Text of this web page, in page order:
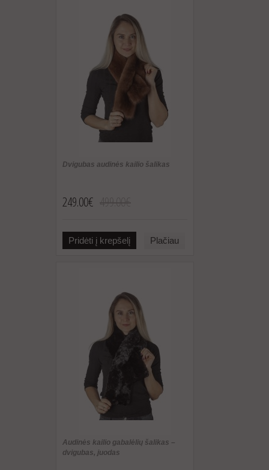
Dvigubas audinės kailio šalikas
249.00€
Pridėti į krepšelį Plačiau
Audinės kailio gabalėlių šalikas –
dvigubas, juodas